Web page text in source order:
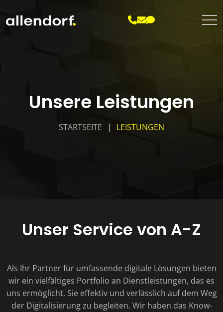
Unsere Leistungen
STARTSEITE LEISTUNGEN
Unser Service von A-Z
Als Ihr Partner für umfassende digitale Lösungen bieten
wir ein vielfältiges Portfolio an Dienstleistungen, das es
uns ermöglicht, Sie effektiv und verlässlich auf dem Weg
der Digitalisierung zu begleiten. Wir haben das Know-